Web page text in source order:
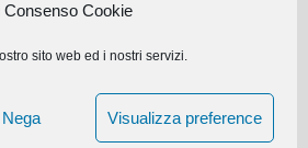
Cookie
sito web ed i nostri servizi.
Nega Visualizza preference